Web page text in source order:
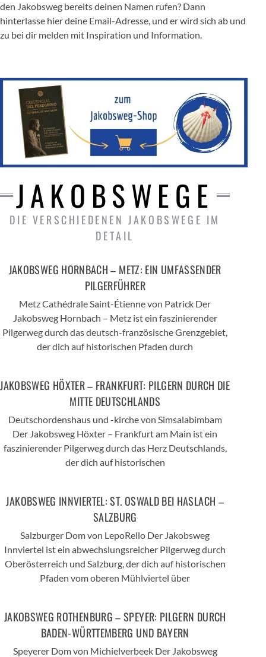
den Jakobsweg bereits deinen Namen rufen? Dann
hinterlasse hier deine Email-Adresse, und er wird sich ab und
zu bei dir melden mit Inspiration und Information.
JAKOBSWEGE
DIE VERSCHIEDENEN JAKOBSWEGE IM
DETAIL
JAKOBSWEG HORNBACH – METZ: EIN UMFASSENDER
PILGERFÜHRER
Metz Cathédrale Saint-Étienne von Patrick Der
Jakobsweg Hornbach – Metz ist ein faszinierender
Pilgerweg durch das deutsch-französische Grenzgebiet,
der dich auf historischen Pfaden durch
JAKOBSWEG HÖXTER – FRANKFURT: PILGERN DURCH DIE
MITTE DEUTSCHLANDS
Deutschordenshaus und -kirche von Simsalabimbam
Der Jakobsweg Höxter – Frankfurt am Main ist ein
faszinierender Pilgerweg durch das Herz Deutschlands,
der dich auf historischen
JAKOBSWEG INNVIERTEL: ST. OSWALD BEI HASLACH –
SALZBURG
Salzburger Dom von LepoRello Der Jakobsweg
Innviertel ist ein abwechslungsreicher Pilgerweg durch
Oberösterreich und Salzburg, der dich auf historischen
Pfaden vom oberen Mühlviertel über
JAKOBSWEG ROTHENBURG – SPEYER: PILGERN DURCH
BADEN-WÜRTTEMBERG UND BAYERN
Speyerer Dom von Michielverbeek Der Jakobsweg